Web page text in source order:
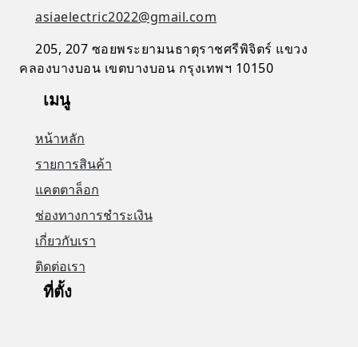
asiaelectric2022@gmail.com
205, 207 ซอยพระยามนธาตุราชศรีพิจิตร์ แขวง
คลองบางบอน เขตบางบอน กรุงเทพฯ 10150
เมนู
หน้าหลัก
รายการสินค้า
แคตตาล็อก
ช่องทางการชำระเงิน
เกี่ยวกับเรา
ติดต่อเรา
ที่ตั้ง